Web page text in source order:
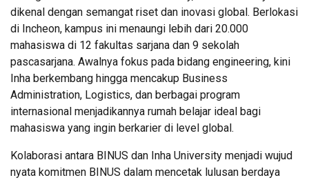
dikenal dengan semangat riset dan inovasi global. Berlokasi
di Incheon, kampus ini menaungi lebih dari 20.000
mahasiswa di 12 fakultas sarjana dan 9 sekolah
pascasarjana. Awalnya fokus pada bidang engineering, kini
Inha berkembang hingga mencakup Business
Administration, Logistics, dan berbagai program
internasional menjadikannya rumah belajar ideal bagi
mahasiswa yang ingin berkarier di level global.
Kolaborasi antara BINUS dan Inha University menjadi wujud
nyata komitmen BINUS dalam mencetak lulusan berdaya